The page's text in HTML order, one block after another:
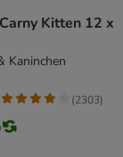
Kitten 12 x
Kaninchen
(2303)